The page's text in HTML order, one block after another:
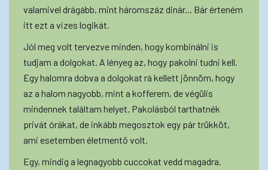
valamivel drágább, mint háromszáz dinár... Bár érteném
itt ezt a vizes logikát.
Jól meg volt tervezve minden, hogy kombinálni is
tudjam a dolgokat. A lényeg az, hogy pakolni tudni kell.
Egy halomra dobva a dolgokat rá kellett jönnöm, hogy
az a halom nagyobb, mint a kofferem, de végülis
mindennek találtam helyet. Pakolásból tarthatnék
privát órákat, de inkább megosztok egy pár trükköt,
ami esetemben életmentő volt.
Egy, mindig a legnagyobb cuccokat vedd magadra.